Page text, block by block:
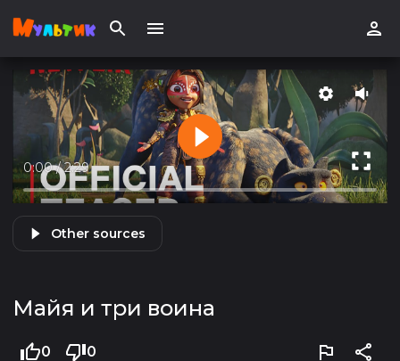
0:00/ 2:29
Other sources
Майя и три воина
0 0